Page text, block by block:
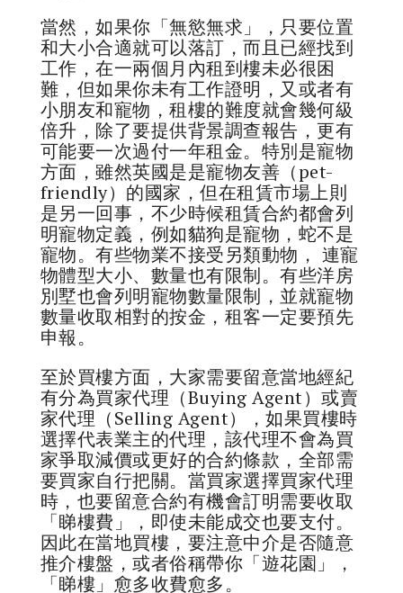
當然，如果你「無慾無求」，只要位置
和大小合適就可以落訂，而且已經找到
工作，在一兩個月內租到樓未必很困
難，但如果你未有工作證明，又或者有
小朋友和寵物，租樓的難度就會幾何級
倍升，除了要提供背景調查報告，更有
可能要一次過付一年租金。特別是寵物
方面，雖然英國是是寵物友善（pet-
friendly）的國家，但在租賃市場上則
是另一回事，不少時候租賃合約都會列
明寵物定義，例如貓狗是寵物，蛇不是
寵物。有些物業不接受另類動物， 連寵
物體型大小、數量也有限制。有些洋房
別墅也會列明寵物數量限制，並就寵物
數量收取相對的按金，租客一定要預先
申報。
至於買樓方面，大家需要留意當地經紀
有分為買家代理（Buying Agent）或賣
家代理（Selling Agent），如果買樓時
選擇代表業主的代理，該代理不會為買
家爭取減價或更好的合約條款，全部需
要買家自行把關。當買家選擇買家代理
時，也要留意合約有機會訂明需要收取
「睇樓費」，即使未能成交也要支付。
因此在當地買樓，要注意中介是否隨意
推介樓盤，或者俗稱帶你「遊花園」，
「睇樓」愈多收費愈多。